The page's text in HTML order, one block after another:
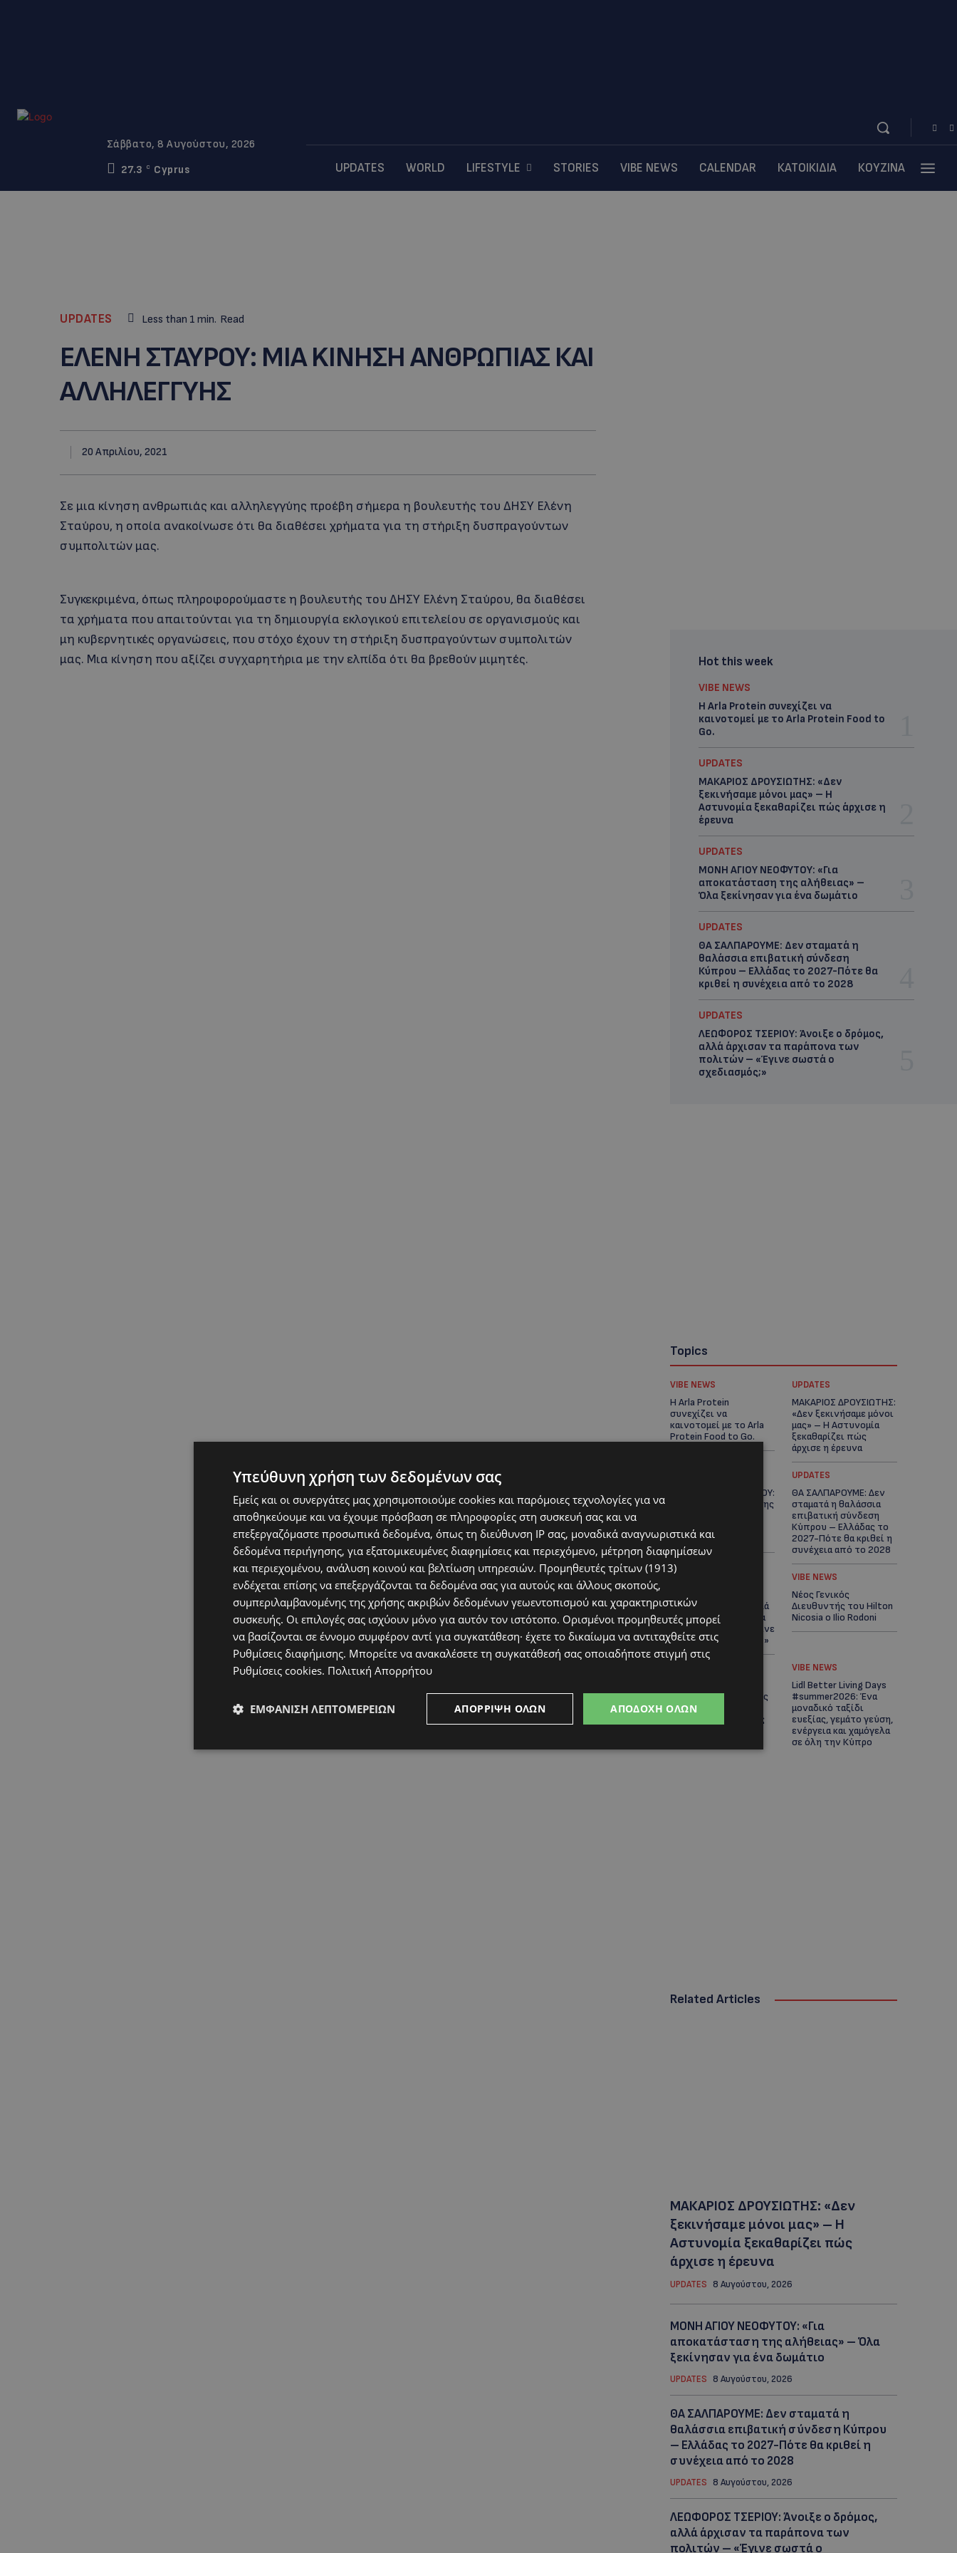
Σάββατο, 8 Αυγούστου, 2026
27.3
C Cyprus UPDATES WORLD LIFESTYLE STORIES VIBE NEWS CALENDAR ΚΑΤΟΙΚΙΔΙΑ ΚΟΥΖΙΝΑ
UPDATES Less than 1 min. Read
ΕΛΕΝΗ ΣΤΑΥΡΟΥ: MIA KINHΣΗ ΑΝΘΡΩΠΙΑΣ ΚΑΙ
ΑΛΛΗΛΕΓΓΥΗΣ
20 Απριλίου, 2021
Σε μια κίνηση ανθρωπιάς και αλληλεγγύης προέβη σήμερα η βουλευτής του ΔΗΣΥ Ελένη
Σταύρου, η οποία ανακοίνωσε ότι θα διαθέσει χρήματα για τη στήριξη δυσπραγούντων
συμπολιτών μας.
Συγκεκριμένα, όπως πληροφορούμαστε η βουλευτής του ΔΗΣΥ Ελένη Σταύρου, θα διαθέσει
τα χρήματα που απαιτούνται για τη δημιουργία εκλογικού επιτελείου σε οργανισμούς και
μη κυβερνητικές οργανώσεις, που στόχο έχουν τη στήριξη δυσπραγούντων συμπολιτών
μας. Μια κίνηση που αξίζει συγχαρητήρια με την ελπίδα ότι θα βρεθούν μιμητές.
Hot this week
VIBE NEWS
Η Arla Protein συνεχίζει να
καινοτομεί με το Arla Protein Food to
Go.
UPDATES
ΜΑΚΑΡΙΟΣ ΔΡΟΥΣΙΩΤΗΣ: «Δεν
ξεκινήσαμε μόνοι μας» – Η
Αστυνομία ξεκαθαρίζει πώς άρχισε η
έρευνα
UPDATES
ΜΟΝΗ ΑΓΙΟΥ ΝΕΟΦΥΤΟΥ: «Για
αποκατάσταση της αλήθειας» –
Όλα ξεκίνησαν για ένα δωμάτιο
UPDATES
ΘΑ ΣΑΛΠΑΡΟΥΜΕ: Δεν σταματά η
θαλάσσια επιβατική σύνδεση
Κύπρου – Ελλάδας το 2027-Πότε θα
κριθεί η συνέχεια από το 2028
UPDATES
ΛΕΩΦΟΡΟΣ ΤΣΕΡΙΟΥ: Άνοιξε ο δρόμος,
αλλά άρχισαν τα παράπονα των
πολιτών – «Έγινε σωστά ο
σχεδιασμός;»
Topics
VIBE NEWS
Η Arla Protein
συνεχίζει να
καινοτομεί με το Arla
Protein Food to Go.
UPDATES
ΜΑΚΑΡΙΟΣ ΔΡΟΥΣΙΩΤΗΣ:
«Δεν ξεκινήσαμε μόνοι
μας» – Η Αστυνομία
ξεκαθαρίζει πώς
άρχισε η έρευνα
ΜΟΝΗ ΑΓΙΟΥ ΝΕΟΦΥΤΟΥ:
«Για αποκατάσταση της
ξεκίνησαν για ένα
δωμάτιο
UPDATES
ΘΑ ΣΑΛΠΑΡΟΥΜΕ: Δεν
σταματά η θαλάσσια
επιβατική σύνδεση
Κύπρου – Ελλάδας το
2027-Πότε θα κριθεί η
συνέχεια από το 2028
UPDATES
Άνοιξε ο δρόμος, αλλά
άρχισαν τα παράπονα
των πολιτών – «Έγινε
σωστά ο σχεδιασμός;»
VIBE NEWS
Νέος Γενικός
Διευθυντής του Hilton
Nicosia ο Ilio Rodoni
επίσημος συνεργάτης
του Φεστιβάλ
Κινηματογράφου της
VIBE NEWS
Lidl Better Living Days
#summer2026: Ένα
μοναδικό ταξίδι
ευεξίας, γεμάτο γεύση,
ενέργεια και χαμόγελα
σε όλη την Κύπρο
Related Articles
ΜΑΚΑΡΙΟΣ ΔΡΟΥΣΙΩΤΗΣ: «Δεν
ξεκινήσαμε μόνοι μας» – Η
Αστυνομία ξεκαθαρίζει πώς
άρχισε η έρευνα
UPDATES 8 Αυγούστου, 2026
ΜΟΝΗ ΑΓΙΟΥ ΝΕΟΦΥΤΟΥ: «Για
αποκατάσταση της αλήθειας» – Όλα
ξεκίνησαν για ένα δωμάτιο
UPDATES 8 Αυγούστου, 2026
ΘΑ ΣΑΛΠΑΡΟΥΜΕ: Δεν σταματά η
θαλάσσια επιβατική σύνδεση Κύπρου
– Ελλάδας το 2027-Πότε θα κριθεί η
συνέχεια από το 2028
UPDATES 8 Αυγούστου, 2026
ΛΕΩΦΟΡΟΣ ΤΣΕΡΙΟΥ: Άνοιξε ο δρόμος,
αλλά άρχισαν τα παράπονα των
πολιτών – «Έγινε σωστά ο
Υπεύθυνη χρήση των δεδομένων σας
Εμείς και οι συνεργάτες μας χρησιμοποιούμε cookies και παρόμοιες τεχνολογίες για να
αποθηκεύουμε και να έχουμε πρόσβαση σε πληροφορίες στη συσκευή σας και να
επεξεργαζόμαστε προσωπικά δεδομένα, όπως τη διεύθυνση IP σας, μοναδικά αναγνωριστικά και
δεδομένα περιήγησης, για εξατομικευμένες διαφημίσεις και περιεχόμενο, μέτρηση διαφημίσεων
και περιεχομένου, ανάλυση κοινού και βελτίωση υπηρεσιών. Προμηθευτές τρίτων (1913)
ενδέχεται επίσης να επεξεργάζονται τα δεδομένα σας για αυτούς και άλλους σκοπούς,
συμπεριλαμβανομένης της χρήσης ακριβών δεδομένων γεωεντοπισμού και χαρακτηριστικών
συσκευής. Οι επιλογές σας ισχύουν μόνο για αυτόν τον ιστότοπο. Ορισμένοι προμηθευτές μπορεί
να βασίζονται σε έννομο συμφέρον αντί για συγκατάθεση· έχετε το δικαίωμα να αντιταχθείτε στις
Ρυθμίσεις διαφήμισης. Μπορείτε να ανακαλέσετε τη συγκατάθεσή σας οποιαδήποτε στιγμή στις
Ρυθμίσεις cookies. Πολιτική Απορρήτου
ΑΠΟΔΟΧΉ ΌΛΩΝ
ΑΠΌΡΡΙΨΗ ΌΛΩΝ
ΕΜΦΆΝΙΣΗ ΛΕΠΤΟΜΕΡΕΙΏΝ